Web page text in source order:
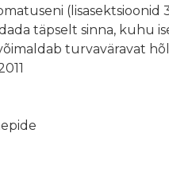
(lisasektsioonid
täpselt sinna, kuhu
turvaväravat